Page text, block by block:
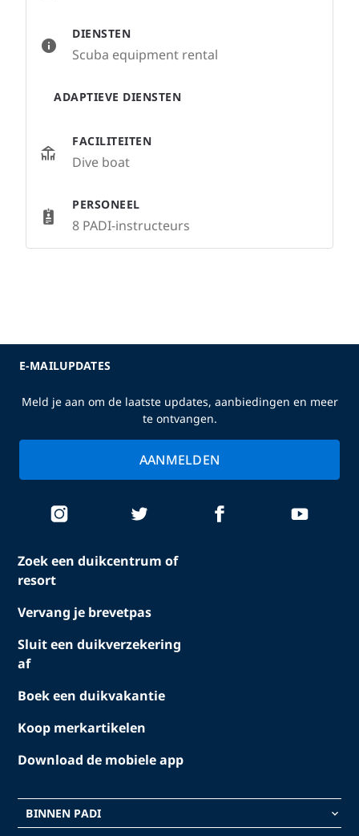
DIENSTEN
Scuba equipment rental
ADAPTIEVE DIENSTEN
FACILITEITEN
Dive boat
PERSONEEL
8 PADI-instructeurs
Zoek een duikcentrum of
resort
Vervang je brevetpas
Sluit een duikverzekering
af
Boek een duikvakantie
Koop merkartikelen
Download de mobiele app
BINNEN PADI keyboard_arrow_down
E-MAILUPDATES
Meld je aan om de laatste updates, aanbiedingen en meer
te ontvangen.
AANMELDEN